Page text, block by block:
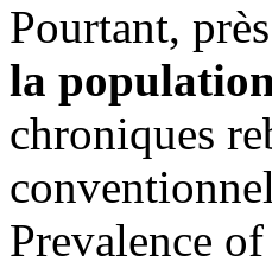
Pourtant,
la
chroniques
Prevalence